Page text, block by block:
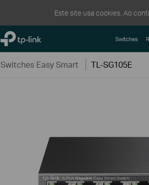
Este site usa cookies. Ao
TP-Link, Reliably Smart Switches
Switches Easy Smart TL-SG105E